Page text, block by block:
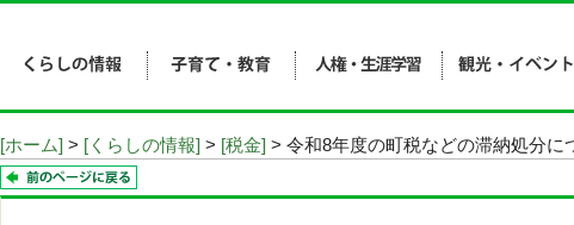
[ホーム] > [くらしの情報] > [税金] > 令和8年度の町税などの滞納処分に